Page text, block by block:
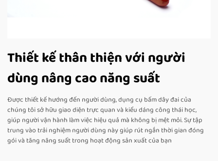
Thiết kế thân thiện với người
dùng nâng cao năng suất
Được thiết kế hướng đến người dùng, dụng cụ bấm dây đai của
chúng tôi sở hữu giao diện trực quan và kiểu dáng công thái học,
giúp người vận hành làm việc hiệu quả mà không bị mệt mỏi. Sự tập
trung vào trải nghiệm người dùng này giúp rút ngắn thời gian đóng
gói và tăng năng suất trong hoạt động sản xuất của bạn